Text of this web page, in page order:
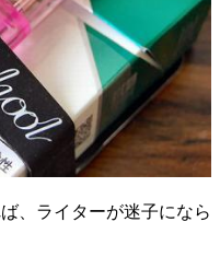
、ライターが迷子になら